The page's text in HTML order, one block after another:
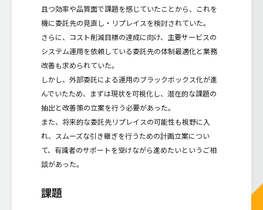
且つ効率や品質面で課題を感じていたことから、これを
機に委託先の見直し・リプレイスを検討されていた。
さらに、コスト削減目標の達成に向け、主要サービスの
システム運用を依頼している委託先の体制最適化と業務
改善も求められていた。
しかし、外部委託による運用のブラックボックス化が進
んでいたため、まずは現状を可視化し、潜在的な課題の
抽出と改善策の立案を行う必要があった。
また、将来的な委託先リプレイスの可能性も視野に入
れ、スムーズな引き継ぎを行うための計画立案につい
て、有識者のサポートを受けながら進めたいというご相
談があった。
課題